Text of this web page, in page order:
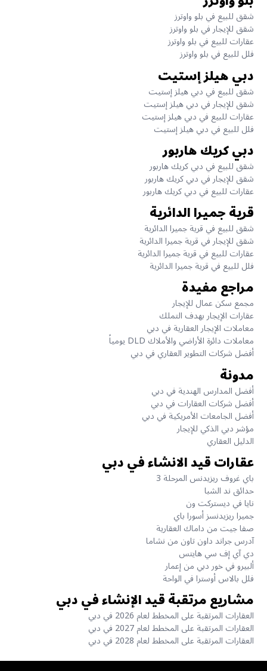
شقق للبيع في بلو واوترز
شقق للإيجار في بلو واوترز
عقارات للبيع في بلو واوترز
فلل للبيع في بلو واوترز
دبي هيلز إستيت
شقق للبيع في دبي هيلز إستيت
شقق للإيجار في دبي هيلز إستيت
عقارات للبيع في دبي هيلز إستيت
فلل للبيع في دبي هيلز إستيت
دبي كريك هاربور
شقق للبيع في دبي كريك هاربور
شقق للإيجار في دبي كريك هاربور
عقارات للبيع في دبي كريك هاربور
قرية جميرا الدائرية
شقق للبيع في قرية جميرا الدائرية
شقق للإيجار في قرية جميرا الدائرية
عقارات للبيع في قرية جميرا الدائرية
فلل للبيع في قرية جميرا الدائرية
مراجع مفيدة
مجمع سكن عمال للإيجار
عقارات الإيجار بهدف التملك
معاملات الإيجار العقارية في دبي
معاملات دائرة الأراضي والأملاك DLD يومياً
أفضل شركات التطوير العقاري في دبي
مدونة
أفضل المدارس الهندية في دبي
أفضل شركات العقارات في دبي
أفضل الجامعات الأمريكية في دبي
مؤشر دبي الذكي للإيجار
الدليل العقاري
عقارات قيد الانشاء في دبي
باي غروف ريزيدنس المرحلة 3
حدائق ند الشبا
نايا في ديستركت ون
جميرا ريزيدنسز أسورا باي
صفا جيت من داماك العقارية
آدرس جراند داون تاون من نشاما
دي آي إف سي هايتس
ألبيرو في خور دبي من إعمار
فلل بالاس أوسترا في الواحة
مشاريع مرتقبة قيد الإنشاء في دبي
العقارات المرتقبة على المخطط لعام 2026 في دبي
العقارات المرتقبة على المخطط لعام 2027 في دبي
العقارات المرتقبة على المخطط لعام 2028 في دبي